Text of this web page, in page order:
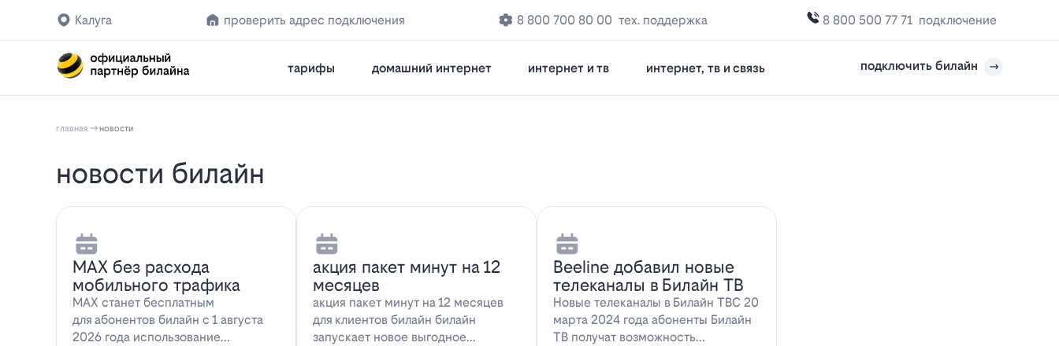
Калуга проверить адрес подключения 8 800 700 80 00 тех. поддержка 8 800 500 77 71 подключение
тарифы домашний интернет интернет и тв интернет, тв и связь подключить билайн
главная новости
новости билайн
MAX без расхода
мобильного трафика
MAX станет бесплатным
для абонентов билайн с 1 августа
2026 года использование
акция пакет минут на 12
месяцев
акция пакет минут на 12 месяцев
для клиентов билайн билайн
запускает новое выгодное
Beeline добавил новые
телеканалы в Билайн ТВ
Новые телеканалы в Билайн ТВС 20
марта 2024 года абоненты Билайн
ТВ получат возможность